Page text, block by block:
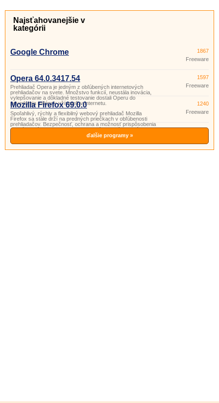
Najsťahovanejšie v
kategórii
Google Chrome
1867
Freeware
Opera 64.0.3417.54
Prehliadač Opera je jedným z obľúbených internetových
prehliadačov na svete. Množstvo funkcií, neustála inovácia,
vylepšovanie a dôkladné testovanie dostali Operu do
povedomia miliónov užívateľov internetu.
1597
Freeware
Mozilla Firefox 69.0.0
Spoľahlivý, rýchly a flexibilný webový prehliadač Mozilla
Firefox sa stále drží na predných priečkach v obľúbenosti
prehliadačov. Bezpečnosť, ochrana a možnosť prispôsobenia
nie sú jedinými vlastnosťami, pre ktoré tam stále zostáva.
1240
Freeware
ďalšie programy »